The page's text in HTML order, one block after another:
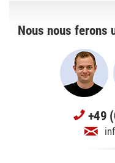
Nous nous ferons
+49